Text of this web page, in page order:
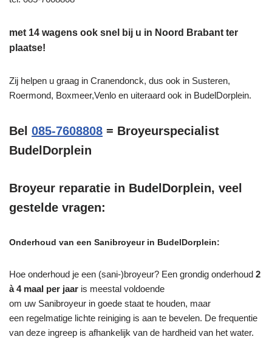
met 14 wagens ook snel bij u in Noord Brabant ter
plaatse!
Zij helpen u graag in Cranendonck, dus ook in Susteren,
Roermond, Boxmeer,Venlo en uiteraard ook in BudelDorplein.
Bel 085-7608808 = Broyeurspecialist
BudelDorplein
Broyeur reparatie in BudelDorplein, veel
gestelde vragen:
Onderhoud van een Sanibroyeur in BudelDorplein:
Hoe onderhoud je een (sani-)broyeur? Een grondig onderhoud 2
à 4 maal per jaar is meestal voldoende
om uw Sanibroyeur in goede staat te houden, maar
een regelmatige lichte reiniging is aan te bevelen. De frequentie
van deze ingreep is afhankelijk van de hardheid van het water.